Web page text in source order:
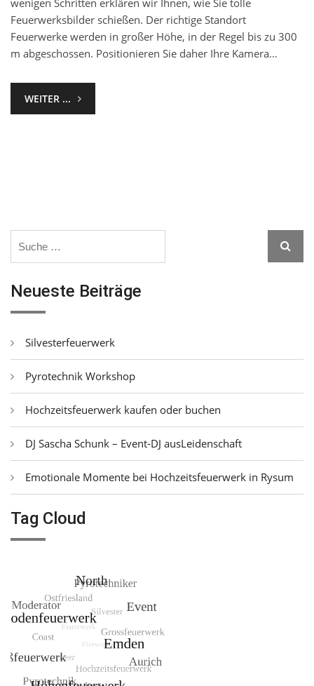
wenigen Schritten erklären wir Ihnen, wie Sie tolle
Feuerwerksbilder schießen. Der richtige Standort
Feuerwerke werden in großer Höhe, in der Regel bis zu 300
m abgeschossen. Positionieren Sie daher Ihre Kamera…
WEITER ...
for:
Neueste Beiträge
Silvesterfeuerwerk
Pyrotechnik Workshop
Hochzeitsfeuerwerk kaufen oder buchen
DJ Sascha Schunk – Event-DJ ausLeidenschaft
Emotionale Momente bei Hochzeitsfeuerwerk in Rysum
Tag Cloud